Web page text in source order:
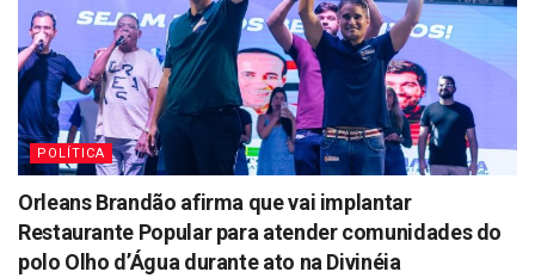
POLÍTICA
Orleans Brandão afirma que vai implantar
Restaurante Popular para atender comunidades do
polo Olho d’Água durante ato na Divinéia